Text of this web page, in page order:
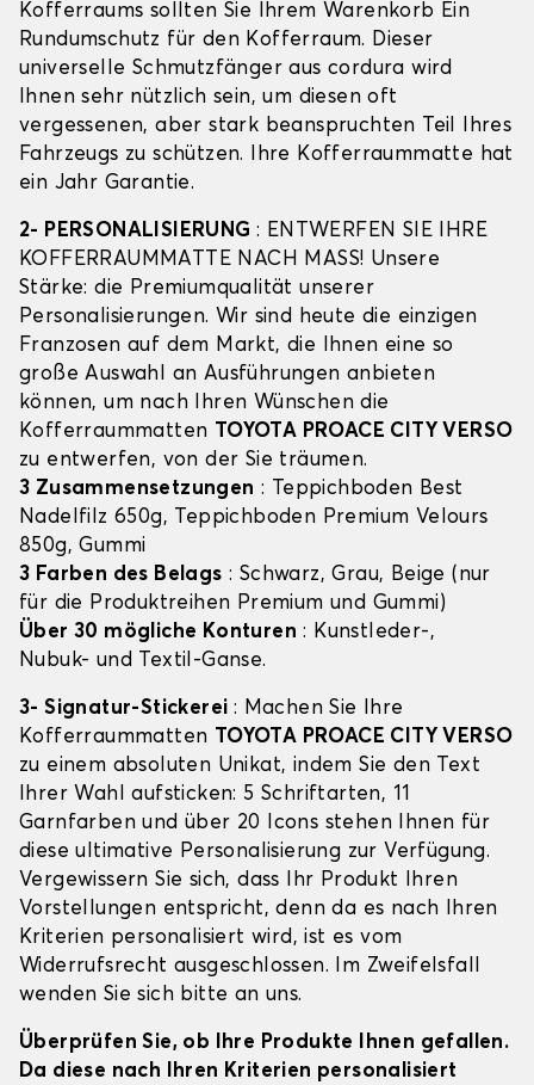
Kofferraums sollten Sie Ihrem Warenkorb Ein
Rundumschutz für den Kofferraum. Dieser
universelle Schmutzfänger aus cordura wird
Ihnen sehr nützlich sein, um diesen oft
vergessenen, aber stark beanspruchten Teil Ihres
Fahrzeugs zu schützen. Ihre Kofferraummatte hat
ein Jahr Garantie.
2- PERSONALISIERUNG : ENTWERFEN SIE IHRE
KOFFERRAUMMATTE NACH MASS! Unsere
Stärke: die Premiumqualität unserer
Personalisierungen. Wir sind heute die einzigen
Franzosen auf dem Markt, die Ihnen eine so
große Auswahl an Ausführungen anbieten
können, um nach Ihren Wünschen die
Kofferraummatten
TOYOTA PROACE CITY VERSO
zu entwerfen, von der Sie träumen.
3 Zusammensetzungen : Teppichboden Best
Nadelfilz 650g, Teppichboden Premium Velours
850g, Gummi
3 Farben des Belags : Schwarz, Grau, Beige (nur
für die Produktreihen Premium und Gummi)
Über 30 mögliche Konturen : Kunstleder-,
Nubuk- und Textil-Ganse.
3- Signatur-Stickerei : Machen Sie Ihre
Kofferraummatten
TOYOTA PROACE CITY VERSO
zu einem absoluten Unikat, indem Sie den Text
Ihrer Wahl aufsticken: 5 Schriftarten, 11
Garnfarben und über 20 Icons stehen Ihnen für
diese ultimative Personalisierung zur Verfügung.
Vergewissern Sie sich, dass Ihr Produkt Ihren
Vorstellungen entspricht, denn da es nach Ihren
Kriterien personalisiert wird, ist es vom
Widerrufsrecht ausgeschlossen. Im Zweifelsfall
wenden Sie sich bitte an uns.
Überprüfen Sie, ob Ihre Produkte Ihnen gefallen.
Da diese nach Ihren Kriterien personalisiert